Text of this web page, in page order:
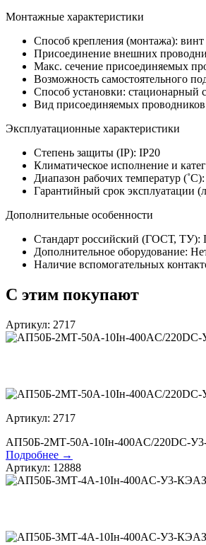
Монтажные характеристики
Способ крепления (монтажа): винт
Присоединение внешних
Макс. сечение присоединяемых
Возможность самостоятельного
Способ установки: стационарный
Вид присоединяемых
Эксплуатационные характеристики
Степень защиты (IP): IP20
Климатическое исполнение и
Диапазон рабочих температур (˚С):
Гарантийный срок эксплуатации
Дополнительные особенности
Стандарт российский (ГОСТ, ТУ):
Дополнительное оборудование:
Наличие вспомогательных
С этим покупают
Артикул: 2717
Артикул: 2717
АП50Б-2МТ-50А-10Iн-400AC/220DC-
Подробнее →
Артикул: 12888